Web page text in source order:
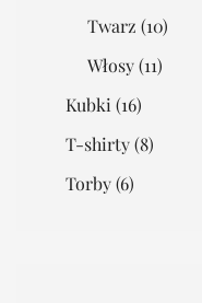
Twarz (10)
Włosy(11)
Kubki (16)
T-shirty(8)
Torby(6)